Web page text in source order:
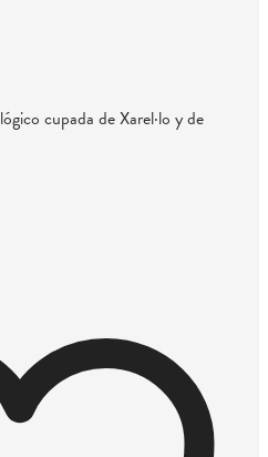
cupada de Xarel·lo y de